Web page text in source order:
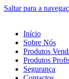
Saltar para a
Início
Sobre Nós
Produtos
Produtos
Segurança